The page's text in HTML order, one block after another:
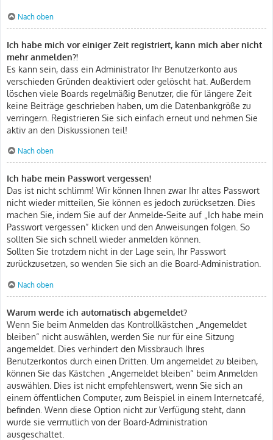
Nach oben
Ich habe mich vor einiger Zeit registriert, kann mich aber nicht
mehr anmelden?!
Es kann sein, dass ein Administrator Ihr Benutzerkonto aus
verschieden Gründen deaktiviert oder gelöscht hat. Außerdem
löschen viele Boards regelmäßig Benutzer, die für längere Zeit
keine Beiträge geschrieben haben, um die Datenbankgröße zu
verringern. Registrieren Sie sich einfach erneut und nehmen Sie
aktiv an den Diskussionen teil!
Nach oben
Ich habe mein Passwort vergessen!
Das ist nicht schlimm! Wir können Ihnen zwar Ihr altes Passwort
nicht wieder mitteilen, Sie können es jedoch zurücksetzen. Dies
machen Sie, indem Sie auf der Anmelde-Seite auf „Ich habe mein
Passwort vergessen“ klicken und den Anweisungen folgen. So
sollten Sie sich schnell wieder anmelden können.
Sollten Sie trotzdem nicht in der Lage sein, Ihr Passwort
zurückzusetzen, so wenden Sie sich an die Board-Administration.
Nach oben
Warum werde ich automatisch abgemeldet?
Wenn Sie beim Anmelden das Kontrollkästchen „Angemeldet
bleiben“ nicht auswählen, werden Sie nur für eine Sitzung
angemeldet. Dies verhindert den Missbrauch Ihres
Benutzerkontos durch einen Dritten. Um angemeldet zu bleiben,
können Sie das Kästchen „Angemeldet bleiben“ beim Anmelden
auswählen. Dies ist nicht empfehlenswert, wenn Sie sich an
einem öffentlichen Computer, zum Beispiel in einem Internetcafé,
befinden. Wenn diese Option nicht zur Verfügung steht, dann
wurde sie vermutlich von der Board-Administration
ausgeschaltet.